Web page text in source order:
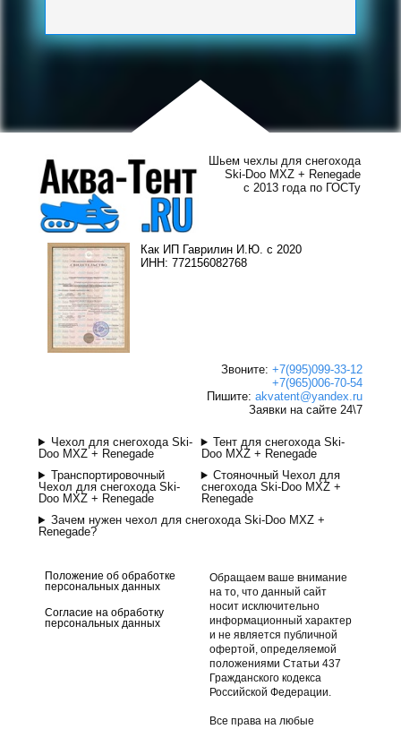
Шьем чехлы для снегохода
Ski-Doo MXZ + Renegade
с 2013 года по ГОСТу
Как ИП Гаврилин И.Ю. с 2020
ИНН: 772156082768
Звоните: +7(995)099-33-12
+7(965)006-70-54
Пишите: akvatent@yandex.ru
Заявки на сайте 24\7
Чехол для снегохода Ski-
Doo MXZ + Renegade
Тент для снегохода Ski-
Doo MXZ + Renegade
Транспортировочный
Чехол для снегохода Ski-
Doo MXZ + Renegade
Стояночный Чехол для
снегохода Ski-Doo MXZ +
Renegade
Зачем нужен чехол для снегохода Ski-Doo MXZ +
Renegade?
Положение об обработке
персональных данных
Согласие на обработку
персональных данных
Обращаем ваше внимание
на то, что данный сайт
носит исключительно
информационный характер
и не является публичной
офертой, определяемой
положениями Статьи 437
Гражданского кодекса
Российской Федерации.
Все права на любые